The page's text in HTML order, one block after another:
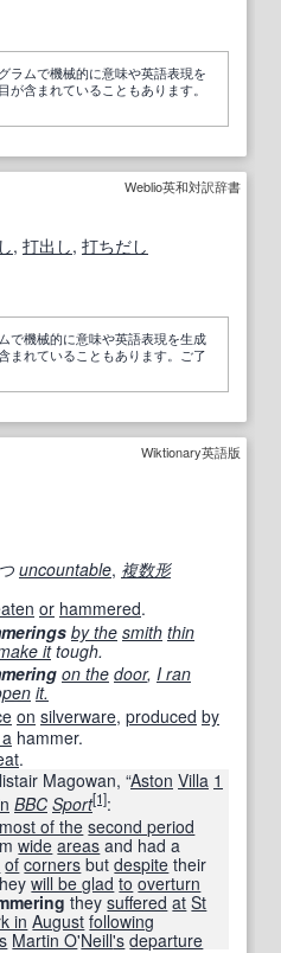
ラムで機械的に意味や英語表現を
含まれていることもあります。
Weblio英和対訳辞書
, 打出し, 打ちだし
で機械的に意味や英語表現を生成
まれていることもあります。ご了
Wiktionary英語版
uncountable, 複数形
or hammered.
by the smith thin
ittough.
on the door, I ran
it.
on silverware, produced by
hammer.
.
Magowan, “Aston Villa 1
BBC Sport[1]:
most of the second period
wide areas and had a
of corners butdespite their
will be glad to overturn
theysuffered at St
in August following
Martin O'Neill's departure